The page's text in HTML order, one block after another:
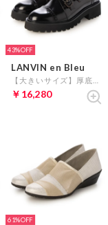
43%
LANVIN en Bleu
￥16,280
61%